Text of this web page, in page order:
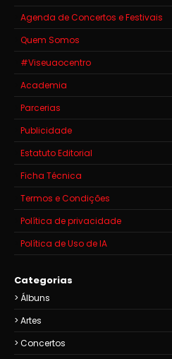
Agenda de Concertos e Festivais
Quem Somos
#Viseuaocentro
Academia
Parcerias
Publicidade
Estatuto Editorial
Ficha Técnica
Termos e Condições
Política de privacidade
Política de Uso de IA
Categorias
Álbuns
Artes
Concertos